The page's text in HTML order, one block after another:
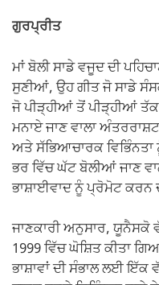
o
o
k
p
ਗੁਰਪ੍ਰੀਤ
ਮਾਂ ਬੋਲੀ ਸਾਡੇ ਵਜੂਦ ਦੀ
ਸੁਣੀਆਂ, ਉਹ ਗੀਤ ਜੋ ਸਾਡੇ
ਜੋ ਪੀੜ੍ਹੀਆਂ ਤੋਂ ਪੀੜ੍ਹੀਆਂ ਤੱਕ
ਮਨਾਏ ਜਾਣ ਵਾਲਾ
ਅਤੇ ਸੱਭਿਆਚਾਰਕ
ਭਰ ਵਿੱਚ ਘੱਟ ਬੋਲੀਆਂ ਜਾਣ
ਭਾਸ਼ਾਈਵਾਦ ਨੂੰ ਪ੍ਰੋਮੋਟ ਕਰਨ
ਜਾਣਕਾਰੀ ਅਨੁਸਾਰ, ਯੂਨੈਸਕੋ
1999 ਵਿੱਚ ਘੋਸ਼ਿਤ ਕੀਤਾ
ਭਾਸ਼ਾਵਾਂ ਦੀ ਸੰਭਾਲ ਲਈ ਇੱਕ